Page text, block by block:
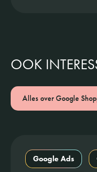
OOK
Alles over Google
Google Ads